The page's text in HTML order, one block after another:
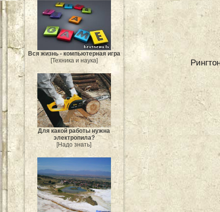
Вся жизнь - компьютерная игра
[Техника и наука]
Для какой работы нужна
электропила?
[Надо знать]